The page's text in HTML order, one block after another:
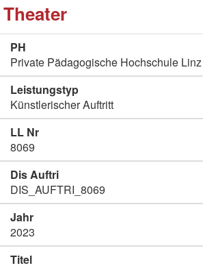
Theater
PH
Private Pädagogische Hochschule Linz
Leistungstyp
Künstlerischer Auftritt
LL Nr
8069
Dis Auftri
DIS_AUFTRI_8069
Jahr
2023
Titel